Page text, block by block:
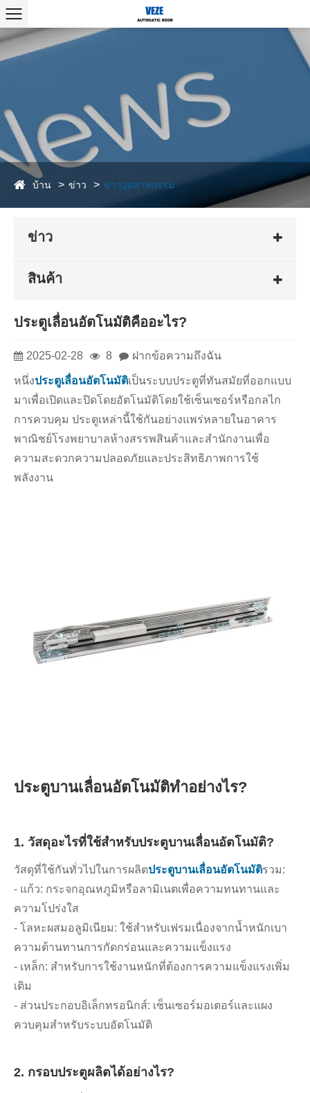
บ้าน ข่าว ข่าวอุตสาหกรรม
ข่าว
สินค้า
ประตูเลื่อนอัตโนมัติคืออะไร?
2025-02-28 8 ฝากข้อความถึงฉัน
หนึ่งประตูเลื่อนอัตโนมัติเป็นระบบประตูที่ทันสมัยที่ออกแบบ
มาเพื่อเปิดและปิดโดยอัตโนมัติโดยใช้เซ็นเซอร์หรือกลไก
การควบคุม ประตูเหล่านี้ใช้กันอย่างแพร่หลายในอาคาร
พาณิชย์โรงพยาบาลห้างสรรพสินค้าและสำนักงานเพื่อ
ความสะดวกความปลอดภัยและประสิทธิภาพการใช้
พลังงาน
ประตูบานเลื่อนอัตโนมัติทำอย่างไร?
1. วัสดุอะไรที่ใช้สำหรับประตูบานเลื่อนอัตโนมัติ?
วัสดุที่ใช้กันทั่วไปในการผลิตประตูบานเลื่อนอัตโนมัติรวม:
- แก้ว: กระจกอุณหภูมิหรือลามิเนตเพื่อความทนทานและ
ความโปร่งใส
- โลหะผสมอลูมิเนียม: ใช้สำหรับเฟรมเนื่องจากน้ำหนักเบา
ความต้านทานการกัดกร่อนและความแข็งแรง
- เหล็ก: สำหรับการใช้งานหนักที่ต้องการความแข็งแรงเพิ่ม
เติม
- ส่วนประกอบอิเล็กทรอนิกส์: เซ็นเซอร์มอเตอร์และแผง
ควบคุมสำหรับระบบอัตโนมัติ
2. กรอบประตูผลิตได้อย่างไร?